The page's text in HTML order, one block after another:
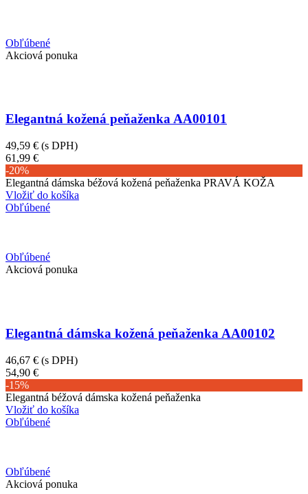
Obľúbené
Akciová ponuka
Elegantná kožená peňaženka AA00101
49,59 € (s DPH)
61,99 €
-20%
Elegantná dámska béžová kožená peňaženka PRAVÁ KOŽA
Vložiť do košíka
Obľúbené
Obľúbené
Akciová ponuka
Elegantná dámska kožená peňaženka AA00102
46,67 € (s DPH)
54,90 €
-15%
Elegantná béžová dámska kožená peňaženka
Vložiť do košíka
Obľúbené
Obľúbené
Akciová ponuka